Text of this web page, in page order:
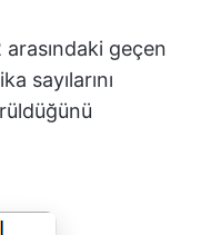
arasındaki geçen
sayılarını